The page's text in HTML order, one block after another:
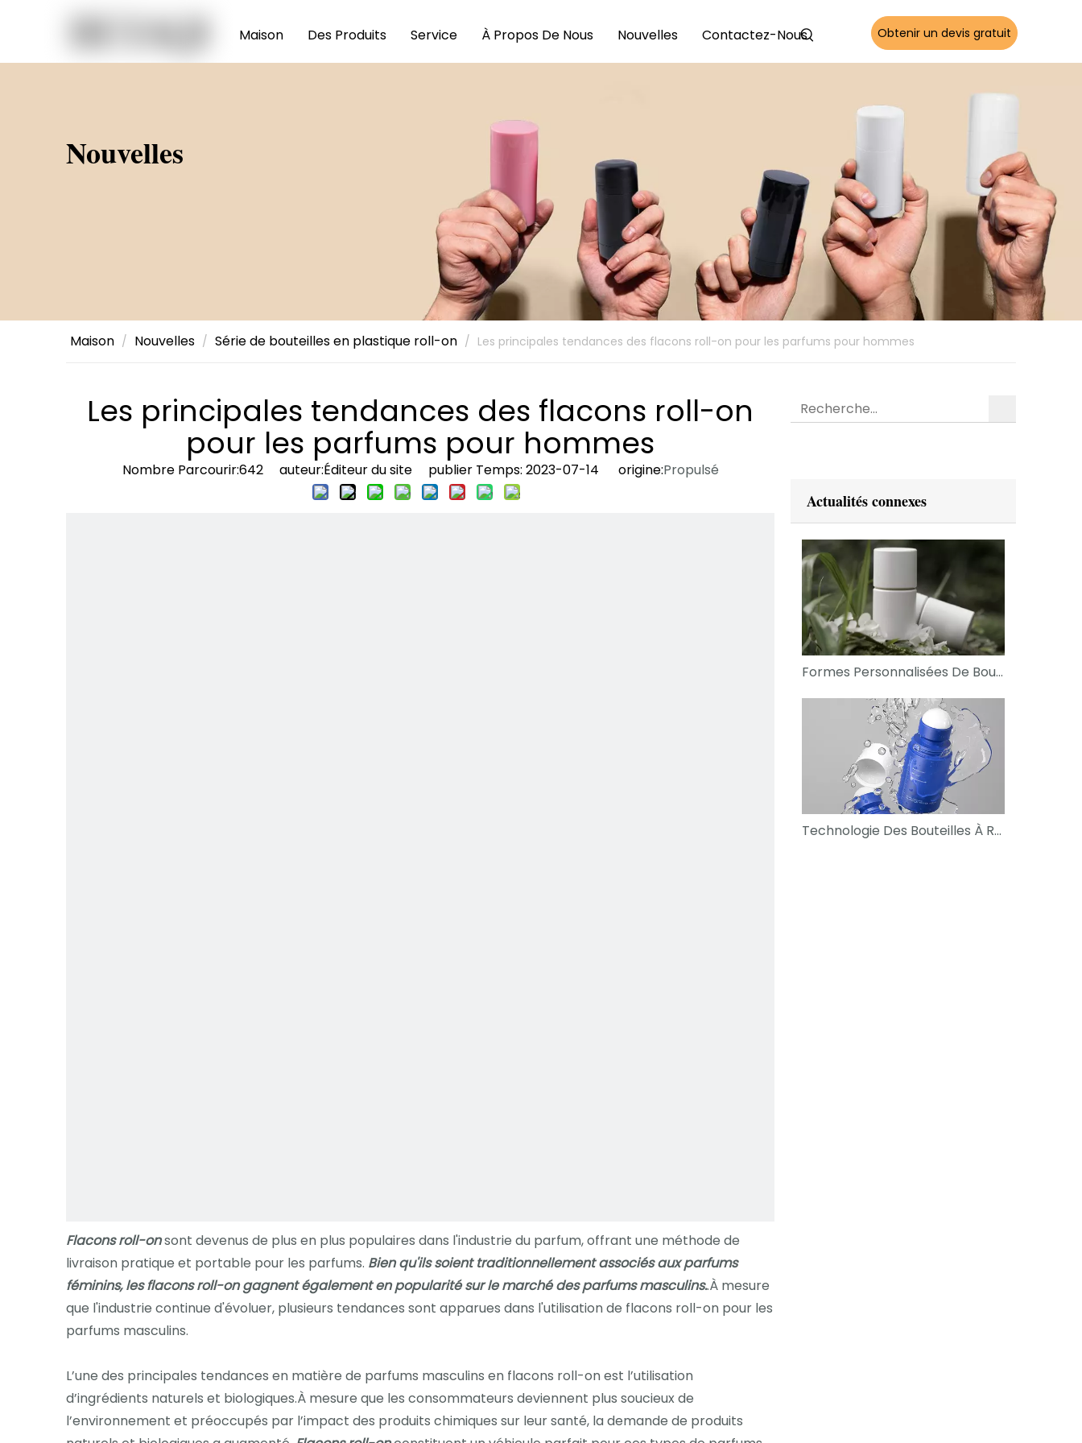
Maison Des Produits Service À Propos De Nous Nouvelles Contactez-Nous Obtenir un devis gratuit
Nouvelles
Maison / Nouvelles / Série de bouteilles en plastique roll-on / Les principales tendances des flacons roll-on pour les parfums pour hommes
Les principales tendances des flacons roll-on
pour les parfums pour hommes
Nombre Parcourir:642auteur:Éditeur du site publier Temps: 2023-07-14 origine:Propulsé
Flacons roll-onsont devenus de plus en plus populaires dans l'industrie du parfum, offrant une méthode de
livraison pratique et portable pour les parfums. Bien qu'ils soient traditionnellement associés aux parfums
féminins, les flacons roll-on gagnent également en popularité sur le marché des parfums masculins..À mesure
que l'industrie continue d'évoluer, plusieurs tendances sont apparues dans l'utilisation de flacons roll-on pour les
parfums masculins.
L’une des principales tendances en matière de parfums masculins en flacons roll-on est l’utilisation
d’ingrédients naturels et biologiques.À mesure que les consommateurs deviennent plus soucieux de
l’environnement et préoccupés par l’impact des produits chimiques sur leur santé, la demande de produits
Actualités connexes
Formes Personnalisées De Bouteilles À Rouleaux: La Prochaine Vague D'innovation Dans L'emballage
Technologie Des Bouteilles À Rouleaux À Fuite: Ce Qui S'est Amélioré Pour 2026